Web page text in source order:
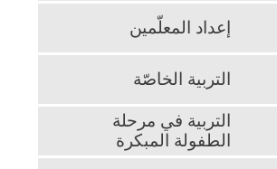
إعداد المعلّمين
التربية الخاصّة
التربية في مرحلة
الطفولة المبكرة